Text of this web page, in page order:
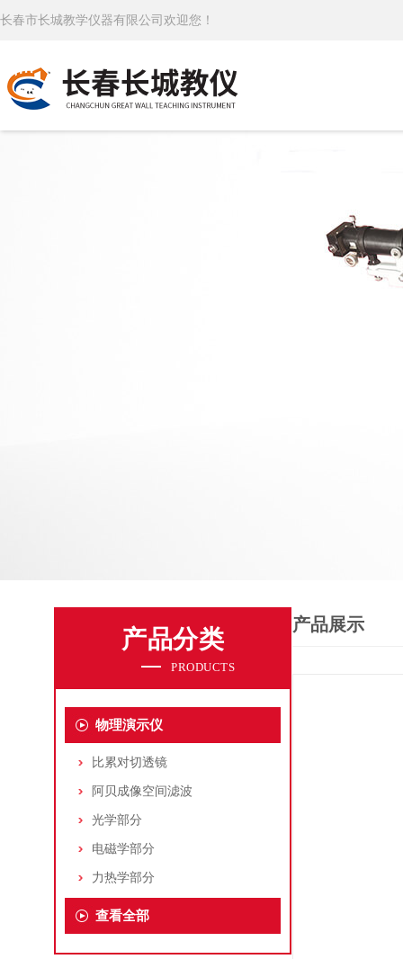
长春市长城教学仪器有限公司欢迎您！
产品分类
PRODUCTS
物理演示仪
比累对切透镜
阿贝成像空间滤波
光学部分
电磁学部分
力热学部分
查看全部
产品展示